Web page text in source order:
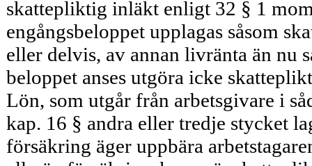
skattepliktig inläkt enligt 32 § 1
engångsbeloppet uppla­gas såsom
eller delvis, av annan livränta än nu
beloppet anses utgöra icke
Lön, som utgår från arbetsgivare i
kap. 16 § andra eller tredje stycket
försäkring äger uppbära